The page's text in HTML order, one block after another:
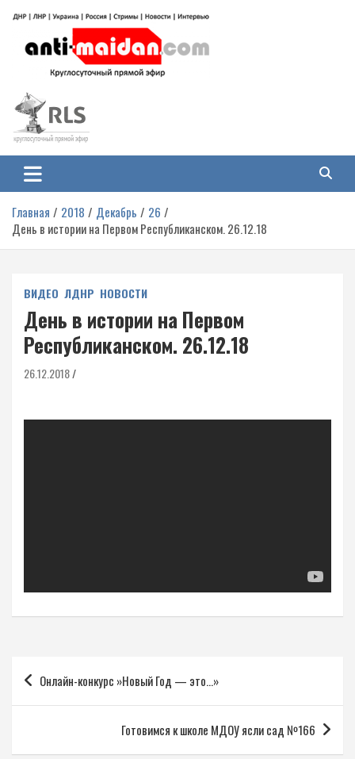
содержимому
Антимайдан: Гражданская война
на Украине
гражданской войне на Украине, включая события в Новороссии, ДНР,
ЛНР и других регионах.
Главная 2018 Декабрь
26
День в истории на Первом Республиканском. 26.12.18
ВИДЕО ЛДНР НОВОСТИ
День в истории на Первом
Республиканском. 26.12.18
26.12.2018
Навигация
по
Онлайн-конкурс »Новый Год — это…»
Готовимся к школе МДОУ ясли сад №166